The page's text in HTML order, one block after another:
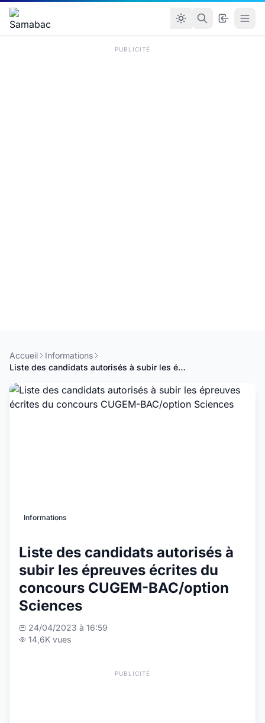
PUBLICITÉ
Accueil
Informations
Liste des candidats autorisés à subir les épreuves écrites du concours CUGEM-BAC/option Sciences
Informations
Liste des candidats autorisés à
subir les épreuves écrites du
concours CUGEM-BAC/option
Sciences
24/04/2023 à 16:59
14,6K vues
PUBLICITÉ